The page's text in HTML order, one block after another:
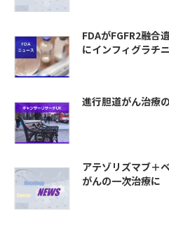
FDAがFGFR2融合
にインフィグラチ
進行胆道がん治療
アテゾリズマブ＋
がんの一次治療に